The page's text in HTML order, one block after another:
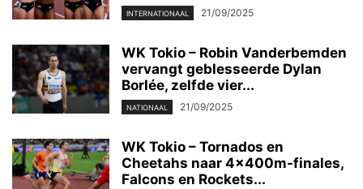
INTERNATIONAAL 21/09/2025
WK Tokio – Robin Vanderbemden
vervangt geblesseerde Dylan
Borlée, zelfde vier...
NATIONAAL 21/09/2025
WK Tokio – Tornados en
Cheetahs naar 4x400m-finales,
Falcons en Rockets...